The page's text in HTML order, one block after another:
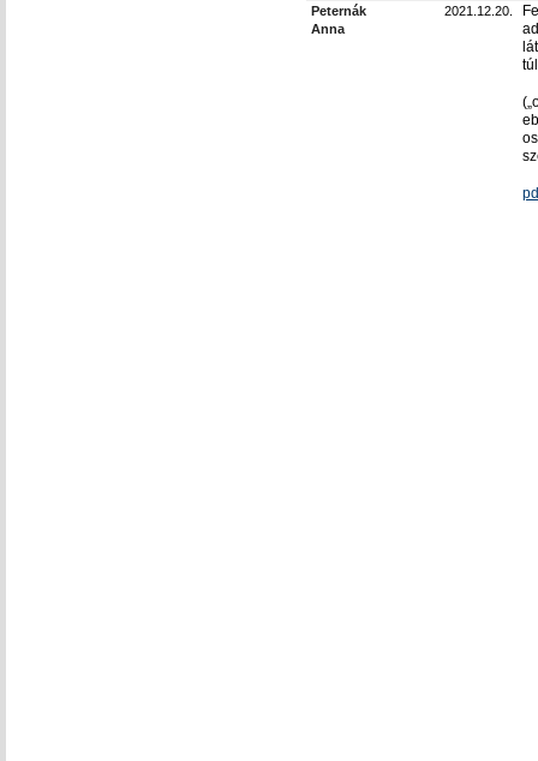
Peternák
Anna
2021.12.20.
túl